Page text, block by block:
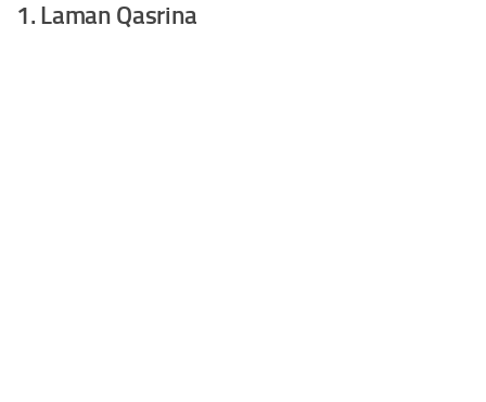
1. Laman Qasrina